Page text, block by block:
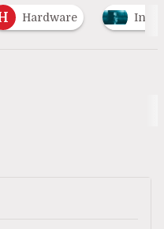
Intelligenza